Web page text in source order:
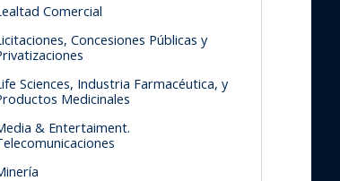
Comercial
Concesiones Públicas y
Sciences, Industria Farmacéutica, y
Medicinales
& Entertaiment.